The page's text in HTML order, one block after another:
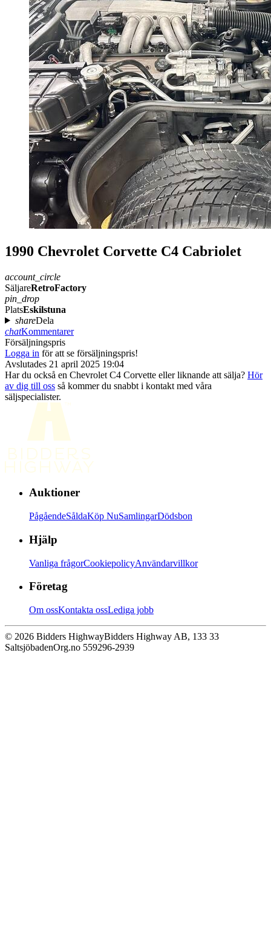
1990 Chevrolet Corvette C4 Cabriolet
account_circle
SäljareRetroFactory
pin_drop
PlatsEskilstuna
shareDela
chatKommentarer
Försäljningspris
Logga in för att se försäljningspris!
Avslutades 21 april 2025 19:04
Har du också en Chevrolet C4 Corvette eller liknande att sälja? Hör
av dig till oss så kommer du snabbt i kontakt med våra
säljspecialister.
Auktioner
PågåendeSåldaKöp NuSamlingarDödsbon
Hjälp
Vanliga frågorCookiepolicyAnvändarvillkor
Företag
Om ossKontakta ossLediga jobb
© 2026 Bidders HighwayBidders Highway AB, 133 33
SaltsjöbadenOrg.no 559296-2939